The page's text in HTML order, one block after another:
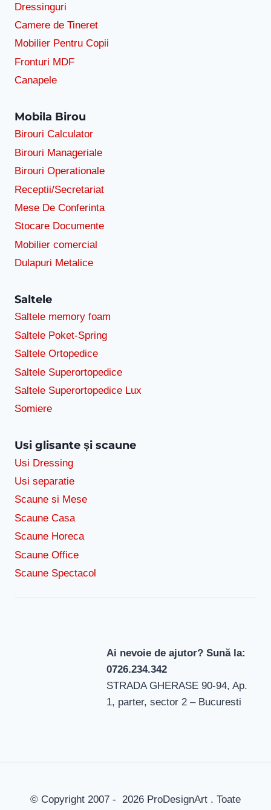
Dressinguri
Camere de Tineret
Mobilier Pentru Copii
Fronturi MDF
Canapele
Mobila Birou
Birouri Calculator
Birouri Manageriale
Birouri Operationale
Receptii/Secretariat
Mese De Conferinta
Stocare Documente
Mobilier comercial
Dulapuri Metalice
Saltele
Saltele memory foam
Saltele Poket-Spring
Saltele Ortopedice
Saltele Superortopedice
Saltele Superortopedice Lux
Somiere
Usi glisante și scaune
Usi Dressing
Usi separatie
Scaune si Mese
Scaune Casa
Scaune Horeca
Scaune Office
Scaune Spectacol
Ai nevoie de ajutor? Sună la:
0726.234.342
STRADA GHERASE 90-94, Ap.
1, parter, sector 2 – Bucuresti
© Copyright 2007 - 2026 ProDesignArt . Toate